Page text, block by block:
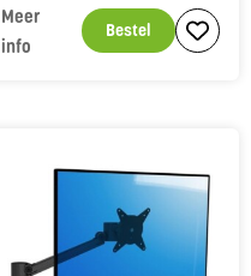
Bestel
Meer
info